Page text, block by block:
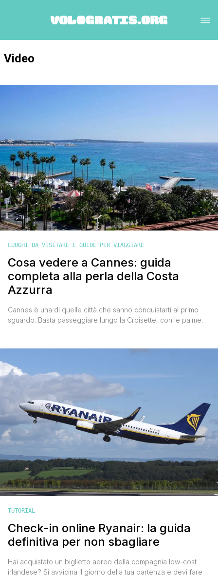
Video
LUOGHI DA VISITARE E GUIDE PER VIAGGIARE
Cosa vedere a Cannes: guida
completa alla perla della Costa
Azzurra
Cannes è una di quelle città che sanno conquistarti al primo
sguardo. Basta passeggiare lungo la Croisette, con le palme
speciale. È una città dove il glamour del Festival del Cinema si
TUTORIAL
Check-in online Ryanair: la guida
definitiva per non sbagliare
Hai acquistato un biglietto aereo della compagnia low-cost
irlandese? Si avvicina il giorno della tua partenza e devi fare il